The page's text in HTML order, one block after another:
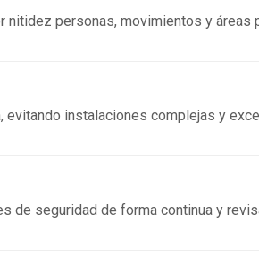
nitidez personas, movimientos y
evitando instalaciones complejas y
de seguridad de forma continua y